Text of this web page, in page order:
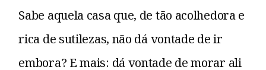
Sabe aquela casa que, de tão acolhedora e
rica de sutilezas, não dá vontade de ir
embora? E mais: dá vontade de morar ali